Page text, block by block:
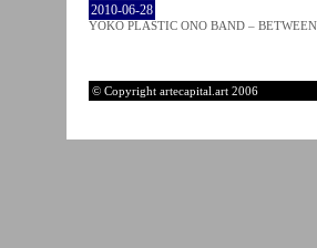
2010-06-28
YOKO PLASTIC ONO BAND –
© Copyright artecapital.art 2006